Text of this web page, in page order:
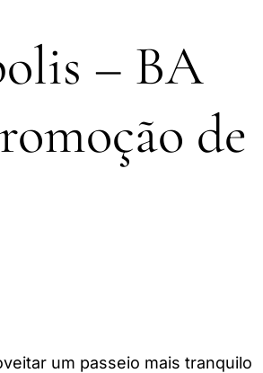
– BA
de
um passeio mais tranquilo